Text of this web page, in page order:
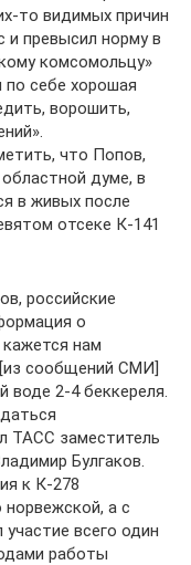
то видимых причин
и превысил норму в
комсомольцу»
себе хорошая
ворошить,
что Попов,
думе, в
в живых после
отсеке К-141
российские
о
нам
[из сообщений СМИ]
воде 2-4 беккереля.
ТАСС заместитель
Булгаков.
к К-278
а с
всего один
работы